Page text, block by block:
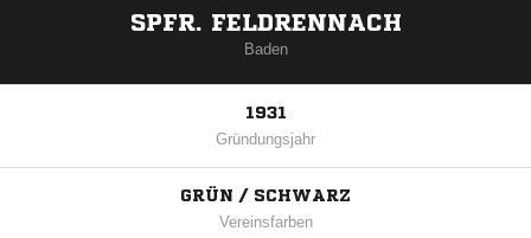
SPFR. FELDRENNACH
Baden
1931
Gründungsjahr
GRÜN / SCHWARZ
Vereinsfarben